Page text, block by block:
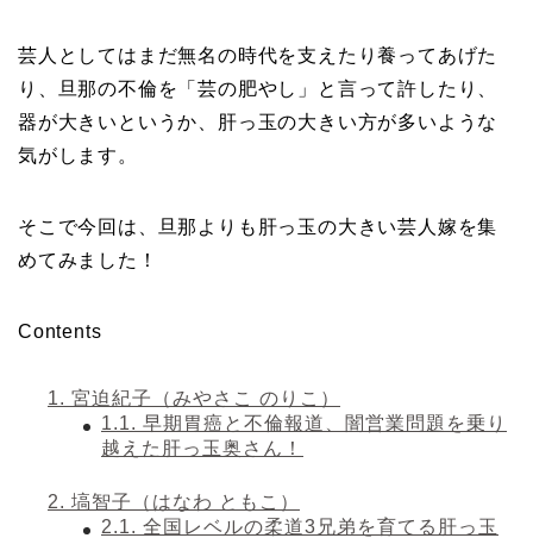
芸人としてはまだ無名の時代を支えたり養ってあげた
り、旦那の不倫を「芸の肥やし」と言って許したり、
器が大きいというか、肝っ玉の大きい方が多いような
気がします。
そこで今回は、旦那よりも肝っ玉の大きい芸人嫁を集
めてみました！
Contents
1. 宮迫紀子（みやさこ のりこ）
1.1. 早期胃癌と不倫報道、闇営業問題を乗り
越えた肝っ玉奥さん！
2. 塙智子（はなわ ともこ）
2.1. 全国レベルの柔道3兄弟を育てる肝っ玉